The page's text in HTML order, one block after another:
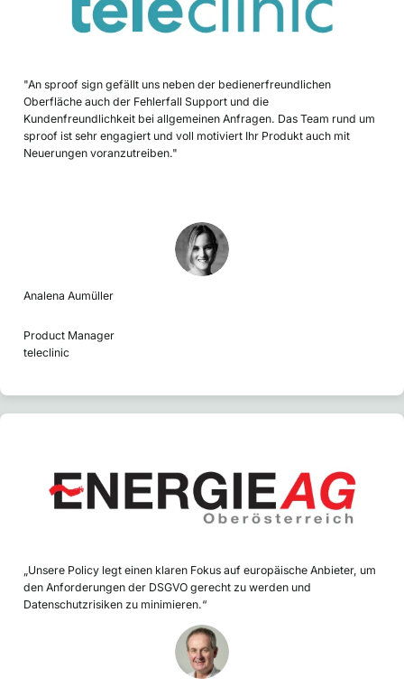
"An sproof sign gefällt uns neben der bedienerfreundlichen
Oberfläche auch der Fehlerfall Support und die
Kundenfreundlichkeit bei allgemeinen Anfragen. Das Team rund um
sproof ist sehr engagiert und voll motiviert Ihr Produkt auch mit
Neuerungen voranzutreiben."
Analena Aumüller
Product Manager
teleclinic
„Unsere Policy legt einen klaren Fokus auf europäische Anbieter, um
den Anforderungen der DSGVO gerecht zu werden und
Datenschutzrisiken zu minimieren.“